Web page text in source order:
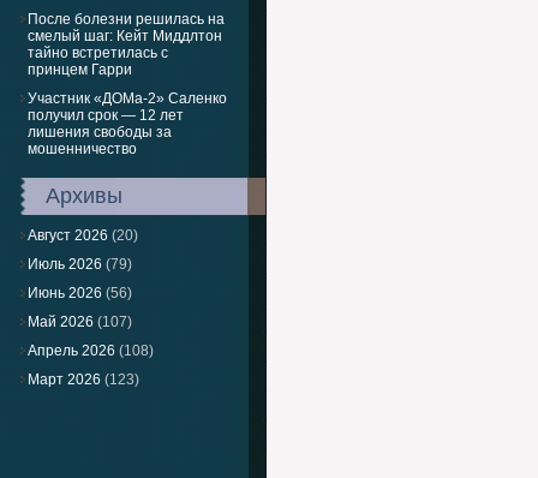
После болезни решилась на
смелый шаг: Кейт Миддлтон
тайно встретилась с
принцем Гарри
Участник «ДОМа-2» Саленко
получил срок — 12 лет
лишения свободы за
мошенничество
Архивы
Август 2026 (20)
Июль 2026 (79)
Июнь 2026 (56)
Май 2026 (107)
Апрель 2026 (108)
Март 2026 (123)